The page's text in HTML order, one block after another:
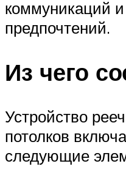
коммуникаций
предпочтений.
Из чего
Устройство
потолков
следующие